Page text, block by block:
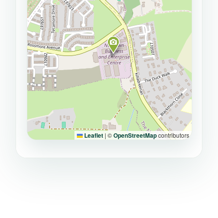
Leaflet | ©OpenStreetMapcontributors